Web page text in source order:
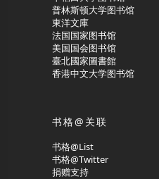
普林斯顿大学图书馆
東洋文庫
法国国家图书馆
美国国会图书馆
臺北國家圖書館
香港中文大学图书馆
书格@关联
书格@List
书格@Twitter
捐赠支持